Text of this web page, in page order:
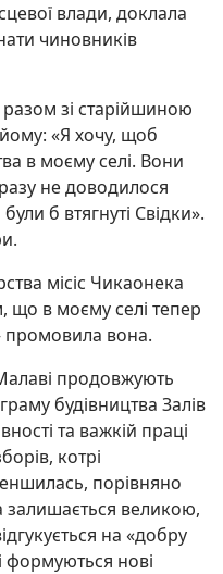
влади, доклала
чиновників
зі старійшиною
«Я хочу, щоб
в моєму селі. Вони
не доводилося
б втягнуті Свідки».
місіс Чикаонека
що в моєму селі тепер
промовила вона.
продовжують
будівництва Залів
та важкій праці
котрі
порівняно
залишається великою,
на «добру
формуються нові